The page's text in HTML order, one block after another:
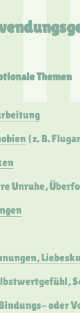
Themen
(z. B.
Unruhe,
oder